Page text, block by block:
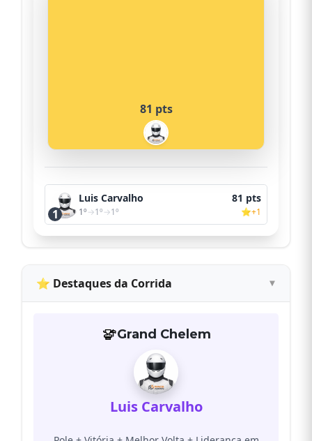
81 pts
1
Luis Carvalho 81 pts
1º→1º→1º ⭐+1
⭐ Destaques da Corrida
Grand Chelem
Luis Carvalho